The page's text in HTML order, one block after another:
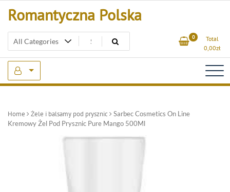
Romantyczna Polska
0
Total
0,00zł
Home Żele i balsamy pod prysznic
Sarbec Cosmetics On Line
Kremowy Żel Pod Prysznic Pure Mango 500Ml